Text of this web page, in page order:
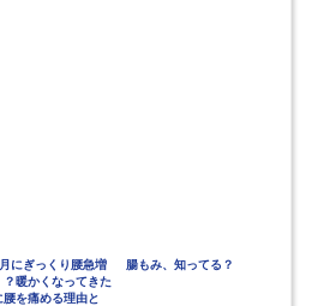
にぎっくり腰急増
？暖かくなってきた
腰を痛める理由と
腸もみ、知ってる？